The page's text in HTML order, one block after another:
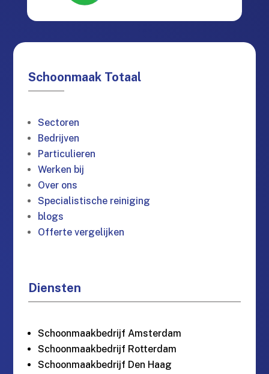
Schoonmaak Totaal
Sectoren
Bedrijven
Particulieren
Werken bij
Over ons
Specialistische reiniging
blogs
Offerte vergelijken
Diensten
Schoonmaakbedrijf Amsterdam
Schoonmaakbedrijf Rotterdam
Schoonmaakbedrijf Den Haag